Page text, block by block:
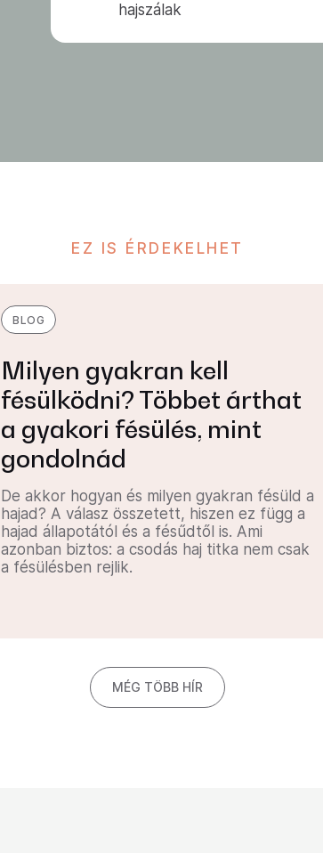
hajszálak
EZ IS ÉRDEKELHET
BLOG
Milyen gyakran kell
fésülködni? Többet árthat
a gyakori fésülés, mint
gondolnád
De akkor hogyan és milyen gyakran fésüld a
hajad? A válasz összetett, hiszen ez függ a
hajad állapotától és a fésűdtől is. Ami
azonban biztos: a csodás haj titka nem csak
a fésülésben rejlik.
MÉG TÖBB HÍR